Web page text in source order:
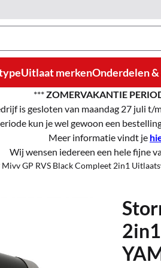
Uitlaat merkenOnderdelen
***ZOMERVAKANTIE
is gesloten van maandag 27 juli t/
kun je wel gewoon een
Meer informatie vindt je
Wij wensen iedereen een hele fijne
GP RVS Black Compleet 2in1